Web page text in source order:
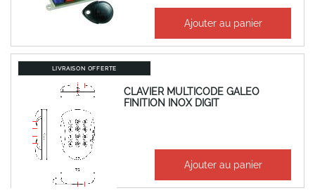
Ajouter au panier
LIVRAISON OFFERTE
CLAVIER MULTICODE GALEO
FINITION INOX DIGIT
457,48 €
381,23 € Ajouter au panier